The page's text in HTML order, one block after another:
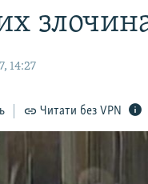
14:27
Читати без VPN